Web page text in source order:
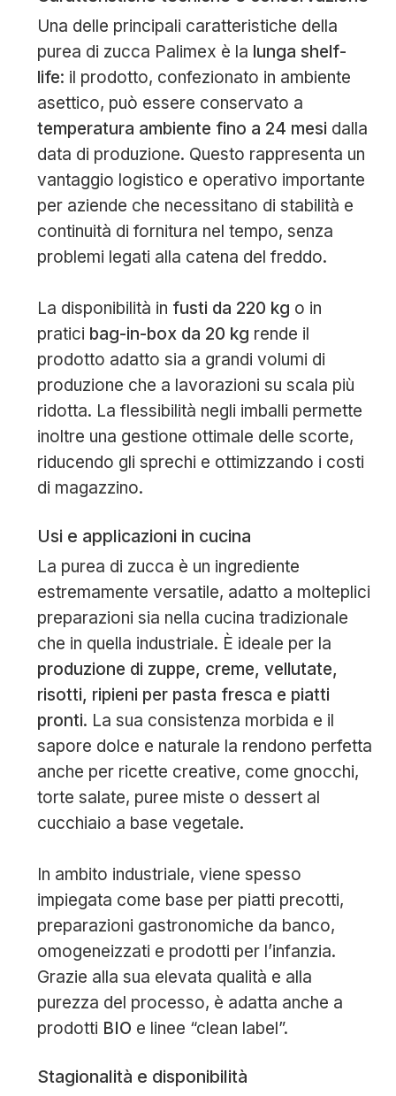
Una delle principali caratteristiche della
purea di zucca Palimex è la lunga shelf-
life: il prodotto, confezionato in ambiente
asettico, può essere conservato a
temperatura ambiente fino a 24 mesi dalla
data di produzione. Questo rappresenta un
vantaggio logistico e operativo importante
per aziende che necessitano di stabilità e
continuità di fornitura nel tempo, senza
problemi legati alla catena del freddo.
La disponibilità in fusti da 220 kg o in
pratici bag-in-box da 20 kg rende il
prodotto adatto sia a grandi volumi di
produzione che a lavorazioni su scala più
ridotta. La flessibilità negli imballi permette
inoltre una gestione ottimale delle scorte,
riducendo gli sprechi e ottimizzando i costi
di magazzino.
Usi e applicazioni in cucina
La purea di zucca è un ingrediente
estremamente versatile, adatto a molteplici
preparazioni sia nella cucina tradizionale
che in quella industriale. È ideale per la
produzione di zuppe, creme, vellutate,
risotti, ripieni per pasta fresca e piatti
pronti. La sua consistenza morbida e il
sapore dolce e naturale la rendono perfetta
anche per ricette creative, come gnocchi,
torte salate, puree miste o dessert al
cucchiaio a base vegetale.
In ambito industriale, viene spesso
impiegata come base per piatti precotti,
preparazioni gastronomiche da banco,
omogeneizzati e prodotti per l’infanzia.
Grazie alla sua elevata qualità e alla
purezza del processo, è adatta anche a
prodotti BIO e linee “clean label”.
Stagionalità e disponibilità